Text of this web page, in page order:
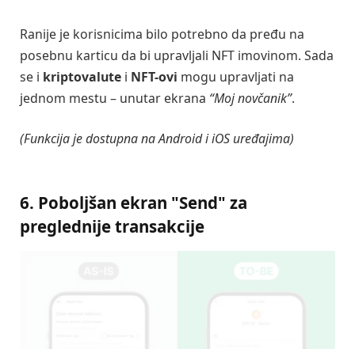
Ranije je korisnicima bilo potrebno da pređu na
posebnu karticu da bi upravljali NFT imovinom. Sada
se i kriptovalute i NFT-ovi mogu upravljati na
jednom mestu – unutar ekrana “Moj novčanik”.
(Funkcija je dostupna na Android i iOS uređajima)
6. Poboljšan ekran "Send" za
preglednije transakcije